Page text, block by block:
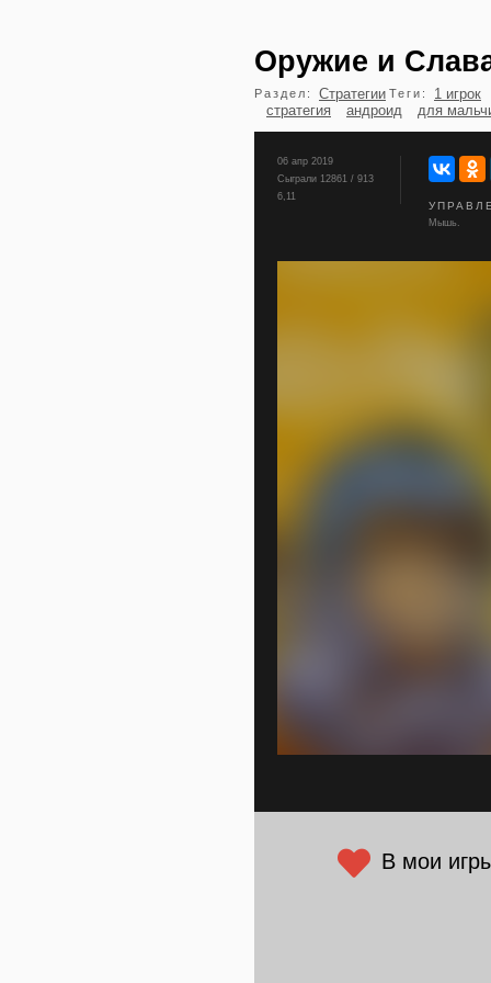
Оружие и
Раздел: Стратегии Теги:
1 игрок
стратегия
андроид для
06 апр 2019
Сыграли 12861 / 913
6,11
Мышь.
В мои